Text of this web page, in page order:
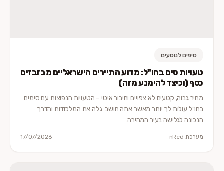
טיפים לנוסעים
טעויות סים בחו"ל: מדוע התיירים הישראליים מבזבזים
כסף (וכיצד להימנע מזה)
מחיר גבוה, קטעים לא צפויים וחיבור איטי – הטעויות הנפוצות עם סימים
בחו"ל עולות לך יותר מאשר אתה חושב. גלה את המלכודות והדרך
הנכונה לגלישה בעיר המהירה.
מערכת nRed 17/07/2026